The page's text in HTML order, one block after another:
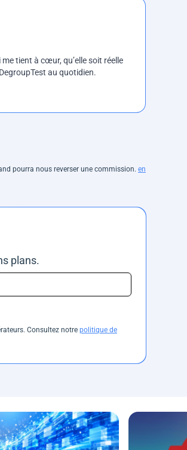
tient à cœur, qu’elle soit réelle
au quotidien.
pourra nous reverser une commission. en
plans.
Consultez notre politique de